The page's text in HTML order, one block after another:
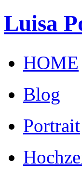
Luisa
HOME
Blog
Portrait